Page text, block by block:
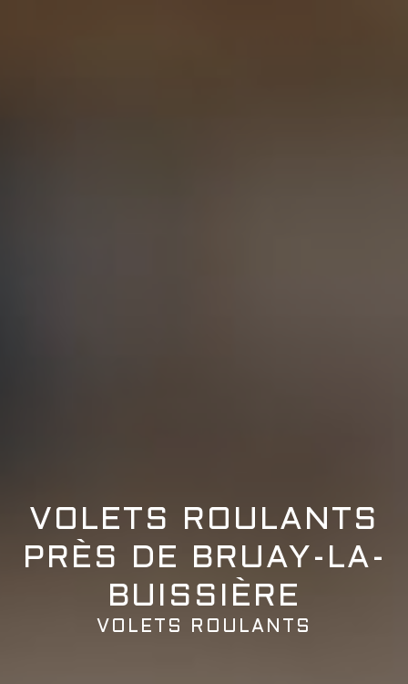
VOLETS ROULANTS
PRÈS DE BRUAY-LA-
BUISSIÈRE
VOLETS ROULANTS